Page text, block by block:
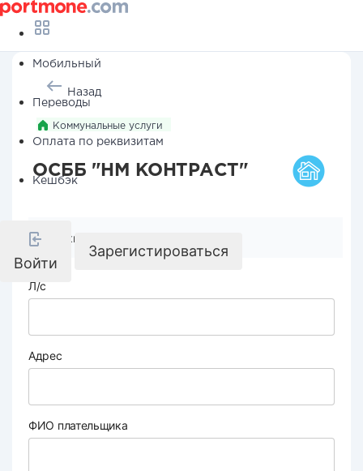
Мобильный
Переводы
Оплата по реквизитам
Кешбэк
Войти
Зарегистироваться
Назад
Коммунальные услуги
ОСББ "НМ КОНТРАСТ"
Реквизиты компании
Л/с
Адрес
ФИО плательщика